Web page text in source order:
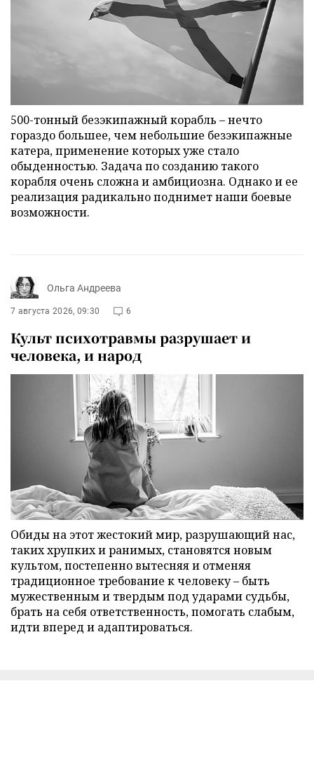
500-тонный безэкипажный корабль – нечто
гораздо большее, чем небольшие безэкипажные
катера, применение которых уже стало
обыденностью. Задача по созданию такого
корабля очень сложна и амбициозна. Однако и ее
реализация радикально поднимет наши боевые
возможности.
Ольга Андреева
7 августа 2026, 09:30 6
Культ психотравмы разрушает и
человека, и народ
Обиды на этот жестокий мир, разрушающий нас,
таких хрупких и ранимых, становятся новым
культом, постепенно вытесняя и отменяя
традиционное требование к человеку – быть
мужественным и твердым под ударами судьбы,
брать на себя ответственность, помогать слабым,
идти вперед и адаптироваться.